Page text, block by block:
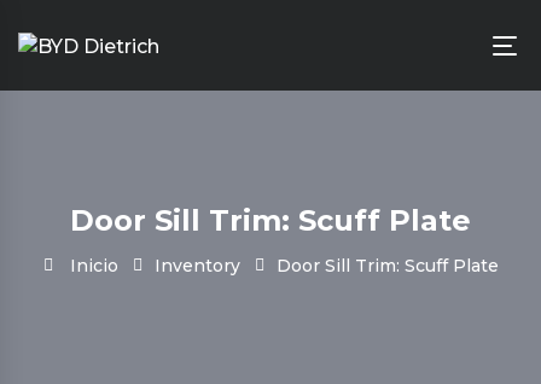
Door Sill Trim: Scuff Plate
Inicio Inventory Door Sill Trim: Scuff Plate